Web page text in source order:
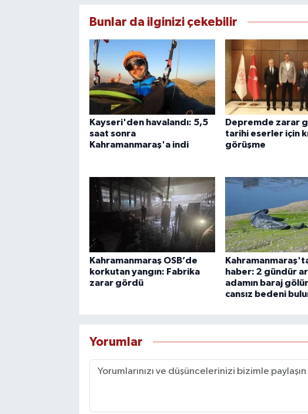
Bunlar da ilginizi çekebilir
Kayseri'den havalandı: 5,5
saat sonra
Kahramanmaraş'a indi
Depremde zarar
tarihi eserler için
görüşme
Kahramanmaraş OSB’de
korkutan yangın: Fabrika
zarar gördü
haber: 2 gündür
adamın baraj
cansız bedeni
Yorumlar